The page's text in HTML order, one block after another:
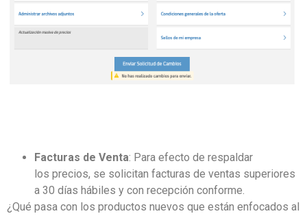
Facturas de Venta: Para efecto de respaldar
los precios, se solicitan facturas de ventas superiores
a 30 días hábiles y con recepción conforme.
¿Qué pasa con los productos nuevos que están enfocados al